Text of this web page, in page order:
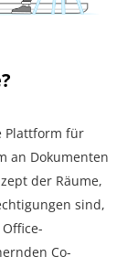
Plattform für
an Dokumenten
der Räume,
sind,
Co-